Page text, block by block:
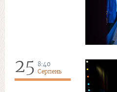
25 8:40
Серпень